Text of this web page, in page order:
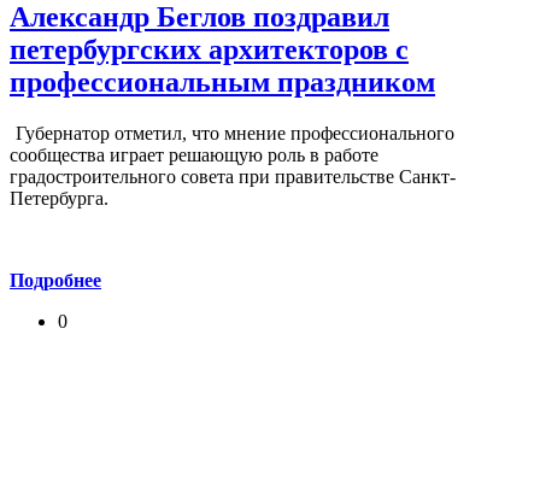
Александр Беглов поздравил
петербургских архитекторов с
профессиональным праздником
Губернатор отметил, что мнение профессионального
сообщества играет решающую роль в работе
градостроительного совета при правительстве Санкт-
Петербурга.
Подробнее
0